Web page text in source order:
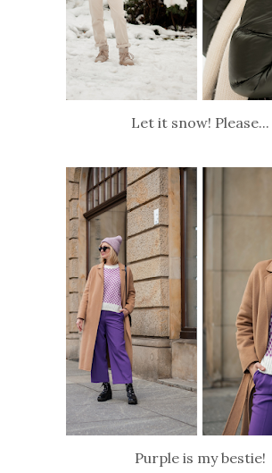
Let it snow! Please...
Purple is my bestie!